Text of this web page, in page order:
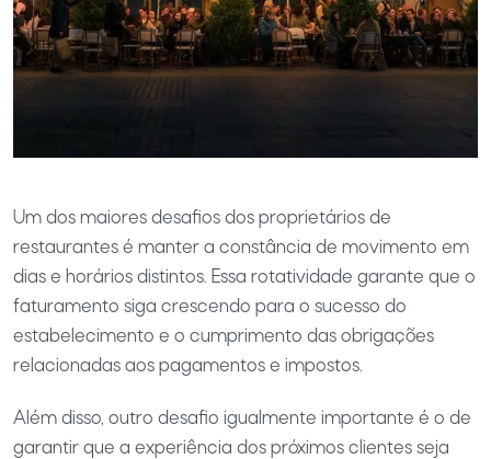
Um dos maiores desafios dos proprietários de
restaurantes é manter a constância de movimento em
dias e horários distintos. Essa rotatividade garante que o
faturamento siga crescendo para o sucesso do
estabelecimento e o cumprimento das obrigações
relacionadas aos pagamentos e impostos.
Além disso, outro desafio igualmente importante é o de
garantir que a experiência dos próximos clientes seja